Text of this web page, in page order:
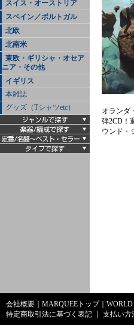
スイス・オーストリア
スペイン／ポルトガル
北欧
北南米
東欧・ギリシャ・オセア
ニア・その他
イギリス
本雑誌
グッズ（Tシャツetc）
オランダ
弾2CD！
ウンド・
会社概要 MARQUEEトップ｜
特定商取引法に基づく表記
支払い方